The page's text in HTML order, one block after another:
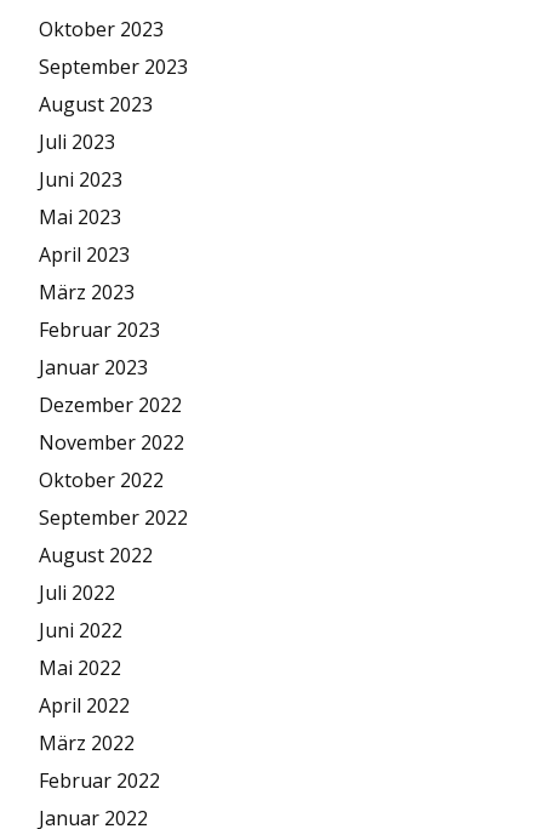
Oktober 2023
September 2023
August 2023
Juli 2023
Juni 2023
Mai 2023
April 2023
März 2023
Februar 2023
Januar 2023
Dezember 2022
November 2022
Oktober 2022
September 2022
August 2022
Juli 2022
Juni 2022
Mai 2022
April 2022
März 2022
Februar 2022
Januar 2022